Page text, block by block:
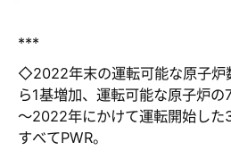
***
◇2022年末の運転可能な原子炉
ら1基増加、運転可能な原子炉
～2022年にかけて運転開始した
すべてPWR。